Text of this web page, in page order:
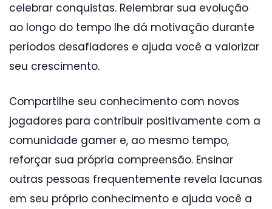
celebrar conquistas. Relembrar sua evolução
ao longo do tempo lhe dá motivação durante
períodos desafiadores e ajuda você a valorizar
seu crescimento.
Compartilhe seu conhecimento com novos
jogadores para contribuir positivamente com a
comunidade gamer e, ao mesmo tempo,
reforçar sua própria compreensão. Ensinar
outras pessoas frequentemente revela lacunas
em seu próprio conhecimento e ajuda você a